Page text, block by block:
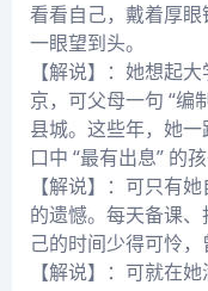
看看自己，戴着厚眼
一眼望到头。
【解说】：她想起
京，可父母一句 “编
县城。这些年，她
口中 “最有出息” 的孩
【解说】：可只有
的遗憾。每天备课
己的时间少得可怜，
【解说】：可就在